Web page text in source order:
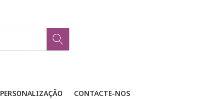
PERSONALIZAÇÃO CONTACTE-NOS